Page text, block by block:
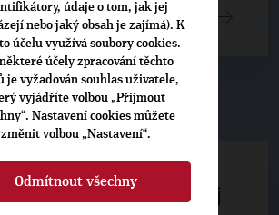
NEPŘEHLÉDNĚTE◀
euro i školství. Matěj
údaje o tom, jak jej
nebo jaký obsah je zajímá). K
účelu využívá soubory cookies.
účely zpracování těchto
je vyžadován souhlas uživatele,
vyjádříte volbou „Přijmout
Nastavení cookies můžete
změnit volbou „Nastavení“.
Odmítnout všechny